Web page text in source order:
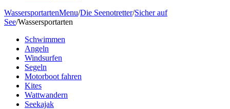
WassersportartenMenu/Die Seenotretter/Sicher auf
See/Wassersportarten
Schwimmen
Angeln
Windsurfen
Segeln
Motorboot fahren
Kites
Wattwandern
Seekajak